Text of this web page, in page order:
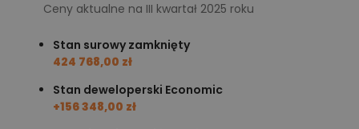
Ceny aktualne na III kwartał 2025 roku
Stan surowy zamknięty
424 768,00 zł
Stan deweloperski Economic
+156 348,00 zł